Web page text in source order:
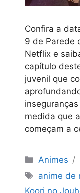
Confira a
9 de Parede
Netflix e
capítulo
juvenil que
medida que
começam a
Categorias
Animes
Tags
anime de